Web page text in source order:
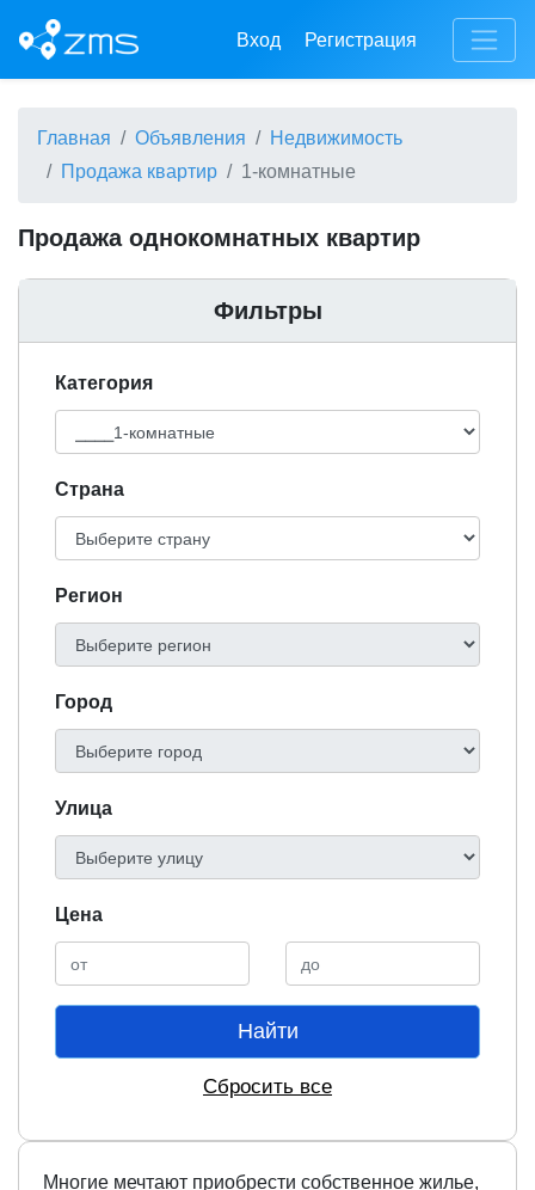
Вход Регистрация
Главная Объявления
Недвижимость
Продажа квартир
1-комнатные
Продажа однокомнатных квартир
Фильтры
Категория
Cтрана
Регион
Город
Улица
Цена
Найти
Сбросить все
Многие мечтают приобрести собственное жилье,